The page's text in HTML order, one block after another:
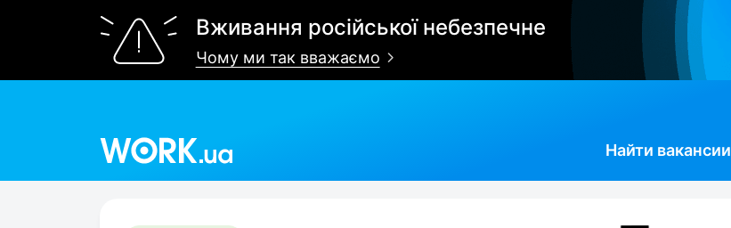
Вживання російської небезпечне
Чому ми так вважаємо
Найти вакансии